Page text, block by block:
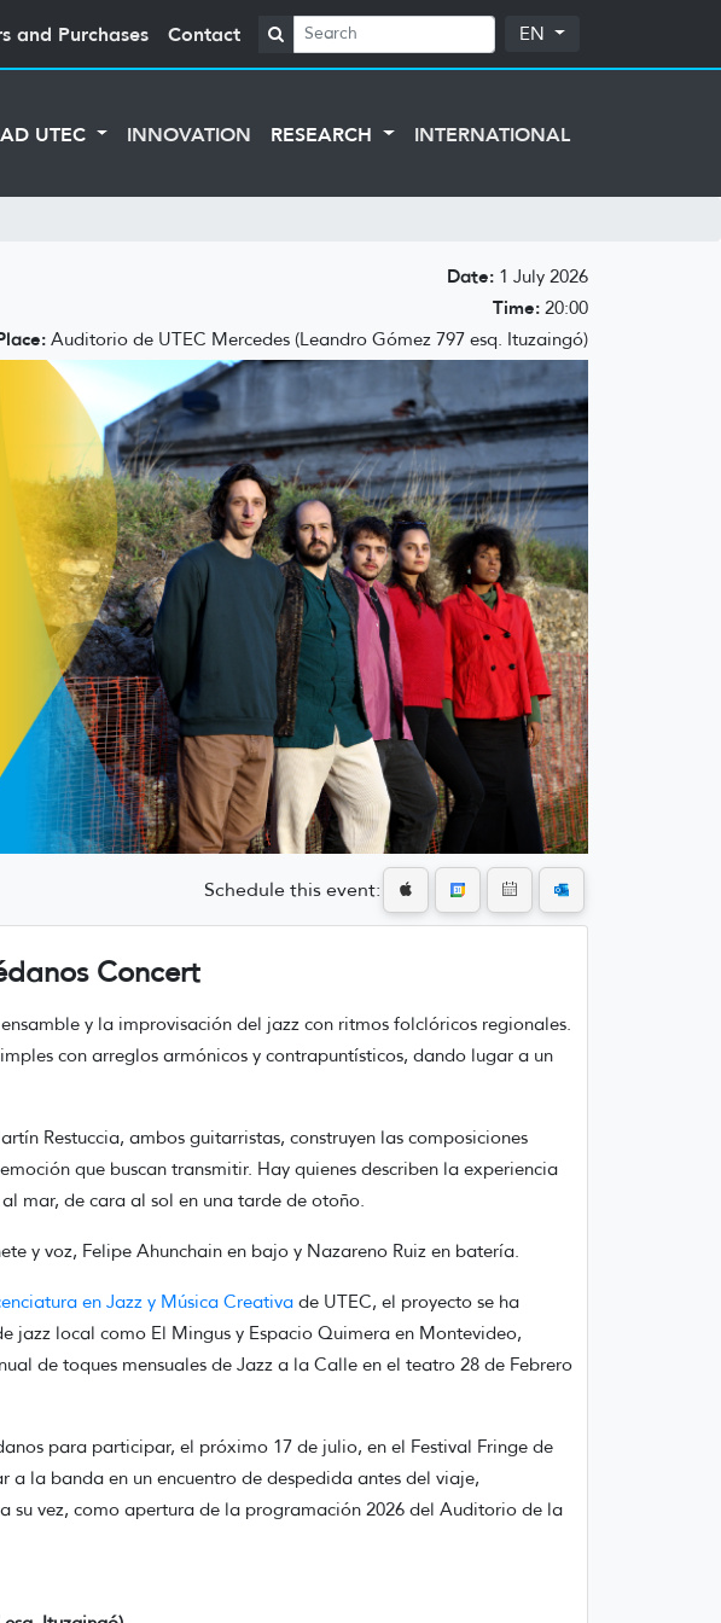
and Purchases Contact EN
UTEC INNOVATION RESEARCH INTERNATIONAL
Date: 1 July 2026
Time: 20:00
Auditorio de UTEC Mercedes (Leandro Gómez 797 esq. Ituzaingó)
Schedule this event:
Concert
y la improvisación del jazz con ritmos folclóricos regionales.
con arreglos armónicos y contrapuntísticos, dando lugar a un
Restuccia, ambos guitarristas, construyen las composiciones
que buscan transmitir. Hay quienes describen la experiencia
mar, de cara al sol en una tarde de otoño.
y voz, Felipe Ahunchain en bajo y Nazareno Ruiz en batería.
en Jazz y Música Creativa de UTEC, el proyecto se ha
jazz local como El Mingus y Espacio Quimera en Montevideo,
de toques mensuales de Jazz a la Calle en el teatro 28 de Febrero
para participar, el próximo 17 de julio, en el Festival Fringe de
la banda en un encuentro de despedida antes del viaje,
su vez, como apertura de la programación 2026 del Auditorio de la